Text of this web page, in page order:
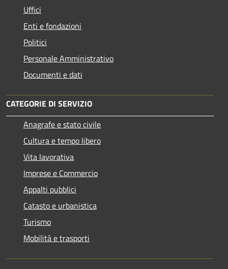
Uffici
Enti e fondazioni
Politici
Personale Amministrativo
Documenti e dati
CATEGORIE DI SERVIZIO
Anagrafe e stato civile
Cultura e tempo libero
Vita lavorativa
Imprese e Commercio
Appalti pubblici
Catasto e urbanistica
Turismo
Mobilità e trasporti